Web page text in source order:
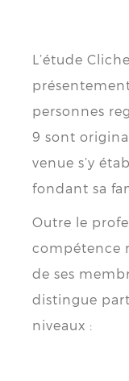
L’étude
personnes
9 sont
venue s’y
fondant sa
Outre le
compétence
de ses
distingue
niveaux :